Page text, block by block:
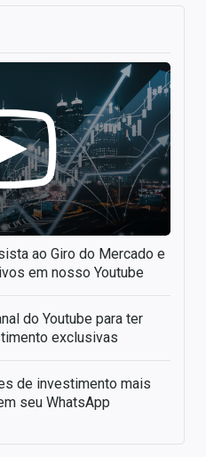
ao Giro do Mercado e
em nosso Youtube
do Youtube para ter
exclusivas
de investimento mais
seu WhatsApp